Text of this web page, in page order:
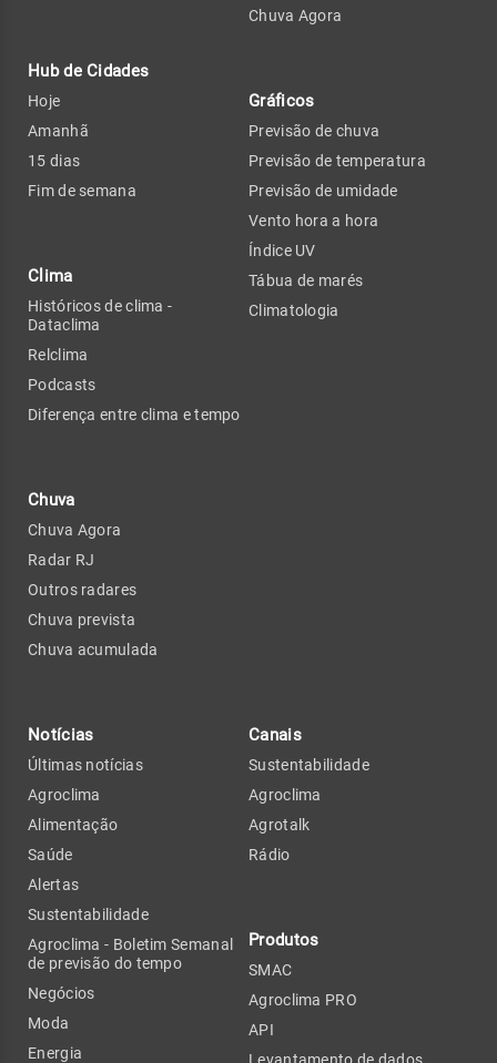
Hub de Cidades
Hoje
Amanhã
15 dias
Fim de semana
Clima
Históricos de clima -
Dataclima
Relclima
Podcasts
Diferença entre clima e tempo
Chuva
Chuva Agora
Radar RJ
Outros radares
Chuva prevista
Chuva acumulada
Chuva Agora
Gráficos
Previsão de chuva
Previsão de temperatura
Previsão de umidade
Vento hora a hora
Índice UV
Tábua de marés
Climatologia
Notícias
Últimas notícias
Agroclima
Alimentação
Saúde
Alertas
Sustentabilidade
Agroclima - Boletim Semanal
de previsão do tempo
Negócios
Moda
Energia
Canais
Sustentabilidade
Agroclima
Agrotalk
Rádio
Produtos
SMAC
Agroclima PRO
API